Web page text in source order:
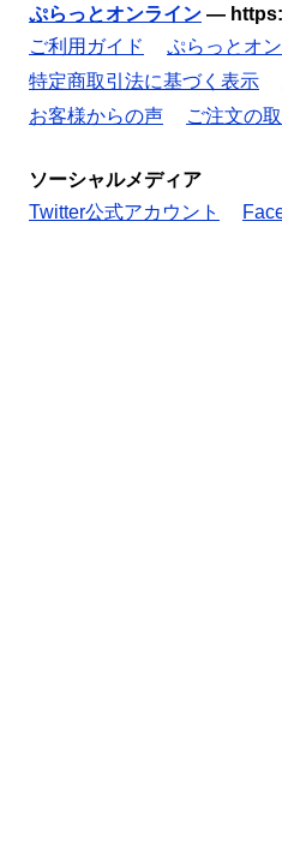
ぷらっとオンライン —
ご利用ガイド
ぷらっとオ
特定商取引法に基づく表示
お客様からの声
ご注文の
ソーシャルメディア
Twitter公式アカウント